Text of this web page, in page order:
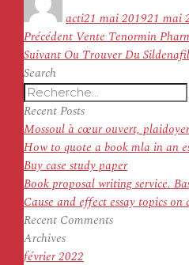
actile
21 mai 201921 mai
Navigation
de
l’article
Précédent Article
précédent :
Vente Tenormin
Suivant Article
Ou Trouver Du
Search
Recherche
pour
:
Recent Posts
Mossoul à cœur ouvert,
How to quote a book mla in an
Buy case study paper
Book proposal writing service.
Cause and effect essay topics on
Recent Comments
Archives
février 2022